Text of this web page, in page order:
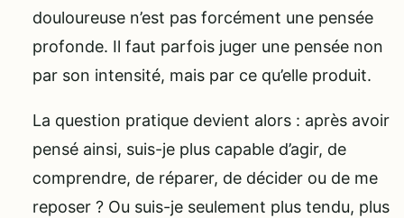
douloureuse n’est pas forcément une pensée
profonde. Il faut parfois juger une pensée non
par son intensité, mais par ce qu’elle produit.
La question pratique devient alors : après avoir
pensé ainsi, suis-je plus capable d’agir, de
comprendre, de réparer, de décider ou de me
reposer ? Ou suis-je seulement plus tendu, plus